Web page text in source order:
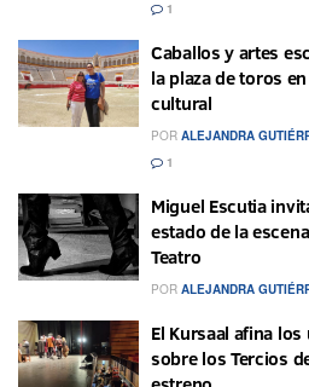
1
Caballos y artes
la plaza de toros
cultural
POR ALEJANDRA
1
Miguel Escutia
estado de la
Teatro
POR ALEJANDRA
El Kursaal afina
sobre los Tercios